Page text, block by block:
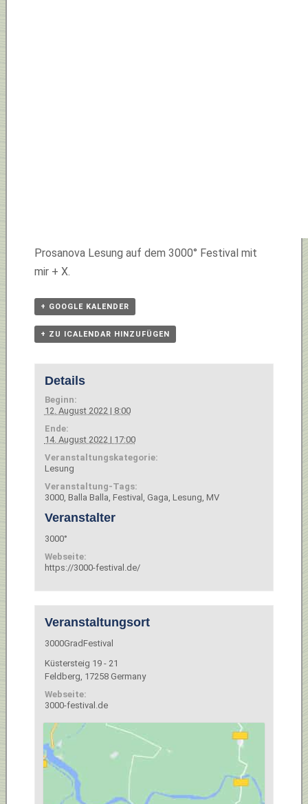
Prosanova Lesung auf dem 3000° Festival mit
mir + X.
+ GOOGLE KALENDER
+ ZU ICALENDAR HINZUFÜGEN
Details
Beginn:
12. August 2022 | 8:00
Ende:
14. August 2022 | 17:00
Veranstaltungskategorie:
Lesung
Veranstaltung-Tags:
3000, Balla Balla Festival Gaga Lesung MV
Veranstalter
3000°
Webseite:
https://3000-festival.de/
Veranstaltungsort
3000GradFestival
Küstersteig 19 - 21
Feldberg 17258 Germany
Webseite:
3000-festival.de